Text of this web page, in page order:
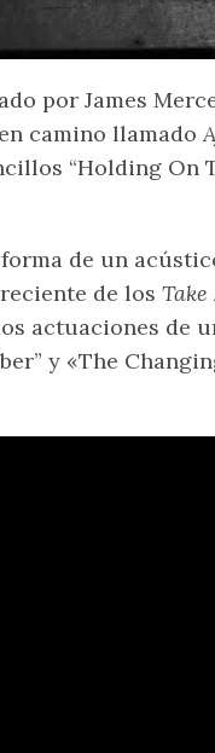
por James
camino llamado
“Holding On
de un
de los Take
actuaciones de
y «The